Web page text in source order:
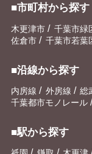
■市町村から探す
木更津市 / 千葉市緑
佐倉市 / 千葉市若葉
■沿線から探す
内房線 / 外房線 / 総
千葉都市モノレール /
■駅から探す